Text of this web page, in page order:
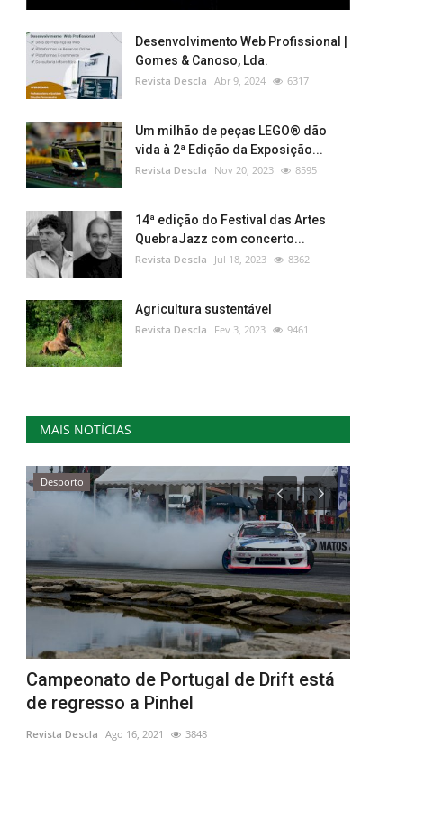
Desenvolvimento Web Profissional |
Gomes & Canoso, Lda.
Revista Descla Abr 9, 2024 6317
Um milhão de peças LEGO® dão
vida à 2ª Edição da Exposição...
Revista Descla Nov 20, 2023 8595
14ª edição do Festival das Artes
QuebraJazz com concerto...
Revista Descla Jul 18, 2023 8362
Agricultura sustentável
Revista Descla Fev 3, 2023 9461
MAIS NOTÍCIAS
Desporto
Campeonato de Portugal de Drift está
de regresso a Pinhel
Revista Descla Ago 16, 2021 3848